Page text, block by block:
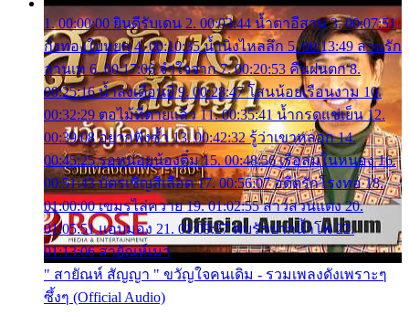
1. 00:00:00 ยินดีรับเดน 2. 00:03:44 น้ำตาอีสาน 3. 00:07:51
กิ่งทองใบหยก 4. 00:10:35 น้ำนิ่งไหลลึก 5. 00:13:49 ลานรัก
ลานเท 6. 00:17:06 จำใจจาก 7. 00:20:53 คืนฝนตก 8.
00:25:16 น้ำลงเดือนยี่ 9. 00:28:47 โสนน้อยเรือนงาม 10.
00:32:29 ตอไม้ที่ตายแล้ว 11. 00:35:41 น้ำกรดแช่เย็น 12.
00:39:08 อยากฟังซ้ำ 13. 00:42:32 รู้ว่าเขาหลอก 14.
00:45:25 รอหน่อยน้องติ๋ม 15. 00:48:56 เรือล่มในหนอง 16.
00:51:43 บัตรเชิญสีเลือด 17. 00:56:07 อดีตรักโรงทอ 18.
01:00:00 เขมรไล่ควาย 19. 01:02:55 สาวสวนแตง 20.
01:05:51 แอบมอง 21. 01:09:27 พบรักปากน้ำโพ 22.
01:13:06 สายัณห์เมา
" สายัณห์ สัญญา " ขวัญใจคนเดิม - รวมเพลงดังเพราะๆ
ซึ้งๆ (Official Audio)